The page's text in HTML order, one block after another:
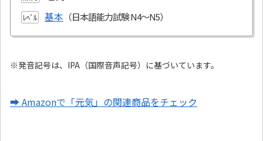
ﾚﾍﾞﾙ 基本
※発音記号は、IPA（国際音声記号）に基づいています。
➡ Amazonで「元気」の関連商品をチェック